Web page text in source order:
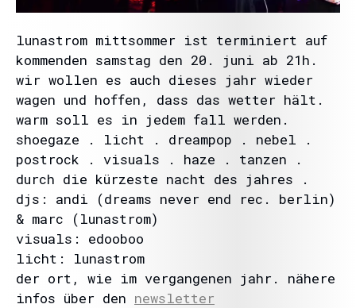
lunastrom mittsommer ist terminiert auf
kommenden samstag den 20. juni ab 21h.
wir wollen es auch dieses jahr wieder
wagen und hoffen, dass das wetter hält.
warm soll es in jedem fall werden.
shoegaze . licht . dreampop . nebel .
postrock . visuals . haze . tanzen .
durch die kürzeste nacht des jahres .
djs: andi (dreams never end rec. berlin)
& marc (lunastrom)
visuals: edooboo
licht: lunastrom
der ort, wie im vergangenen jahr. nähere
infos über den newsletter